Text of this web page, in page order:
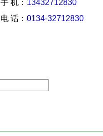
手 机： 13432712830
电 话：0134-32712830